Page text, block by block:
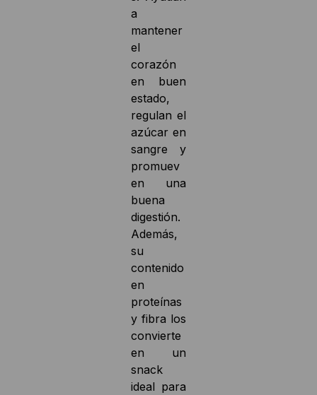
a
mantener
el
corazón
en buen
estado,
regulan el
azúcar en
sangre y
promuev
en una
buena
digestión.
Además,
su
contenido
en
proteínas
y fibra los
convierte
en un
snack
ideal para